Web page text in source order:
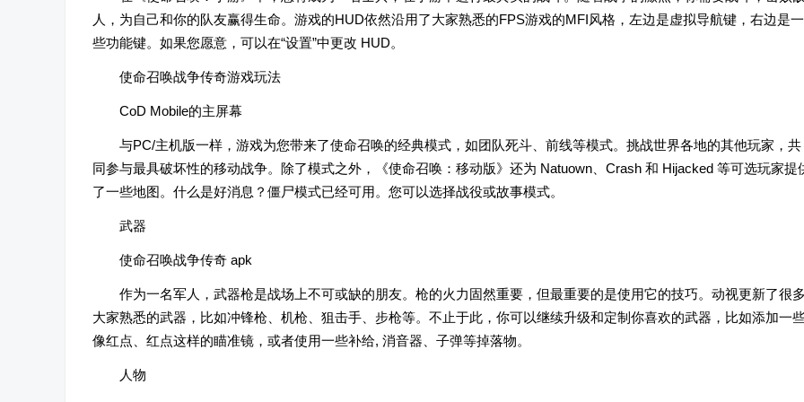
人，为自己和你的队友赢得生命。游戏的HUD依然沿用了大家熟悉的FPS游戏的MFI风格，左边是虚拟导航键，右边是一
些功能键。如果您愿意，可以在“设置”中更改 HUD。
使命召唤战争传奇游戏玩法
CoD Mobile的主屏幕
与PC/主机版一样，游戏为您带来了使命召唤的经典模式，如团队死斗、前线等模式。挑战世界各地的其他玩家，共
同参与最具破坏性的移动战争。除了模式之外，《使命召唤：移动版》还为 Natuown、Crash 和 Hijacked 等可选玩家提
了一些地图。什么是好消息？僵尸模式已经可用。您可以选择战役或故事模式。
武器
使命召唤战争传奇 apk
作为一名军人，武器枪是战场上不可或缺的朋友。枪的火力固然重要，但最重要的是使用它的技巧。动视更新了很多
大家熟悉的武器，比如冲锋枪、机枪、狙击手、步枪等。不止于此，你可以继续升级和定制你喜欢的武器，比如添加一
像红点、红点这样的瞄准镜，或者使用一些补给, 消音器、子弹等掉落物。
人物